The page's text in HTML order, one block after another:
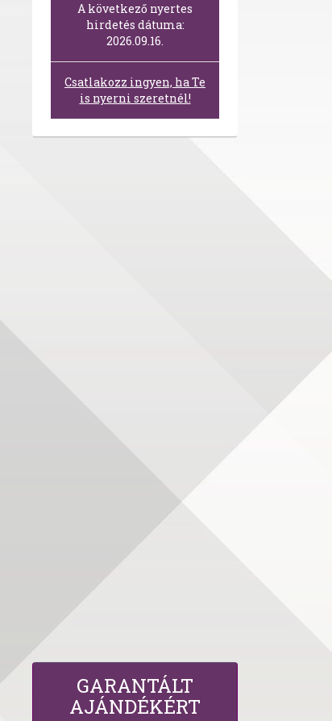
A következő nyertes
hirdetés dátuma:
2026.09.16.
Csatlakozz ingyen, ha Te
is nyerni szeretnél!
GARANTÁLT
AJÁNDÉKÉRT